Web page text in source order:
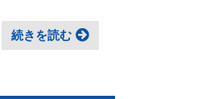
続きを読む